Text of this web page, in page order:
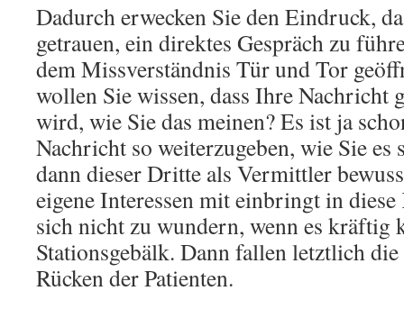
Dadurch erwecken Sie den Eindruck,
getrauen, ein direktes Gespräch zu
dem Missverständnis Tür und Tor
wollen Sie wissen, dass Ihre Nachricht
wird, wie Sie das meinen? Es ist ja
Nachricht so weiterzugeben, wie Sie es
dann dieser Dritte als Vermittler
eigene Interessen mit einbringt in
sich nicht zu wundern, wenn es kräftig
Stationsgebälk. Dann fallen letztlich
Rücken der Patienten.